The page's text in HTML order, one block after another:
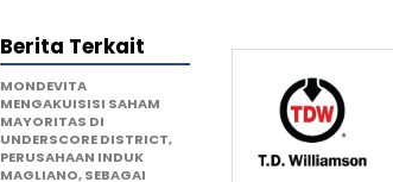
Berita Terkait
MONDEVITA
MENGAKUISISI SAHAM
MAYORITAS DI
UNDERSCORE DISTRICT,
PERUSAHAAN INDUK
MAGLIANO, SEBAGAI